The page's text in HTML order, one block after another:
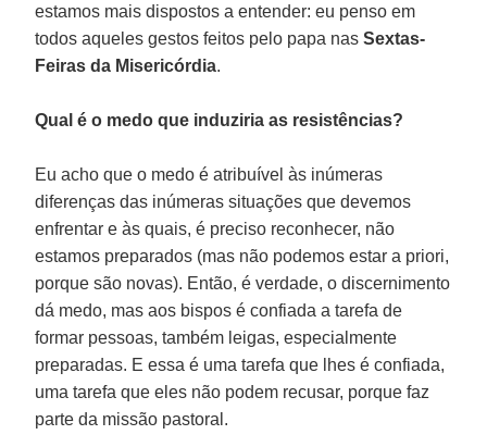
estamos mais dispostos a entender: eu penso em
todos aqueles gestos feitos pelo papa nasSextas-
Feiras da Misericórdia.
Qual é o medo que induziria as resistências?
Eu acho que o medo é atribuível às inúmeras
diferenças das inúmeras situações que devemos
enfrentar e às quais, é preciso reconhecer, não
estamos preparados (mas não podemos estar a priori,
porque são novas). Então, é verdade, o discernimento
dá medo, mas aos bispos é confiada a tarefa de
formar pessoas, também leigas, especialmente
preparadas. E essa é uma tarefa que lhes é confiada,
uma tarefa que eles não podem recusar, porque faz
parte da missão pastoral.